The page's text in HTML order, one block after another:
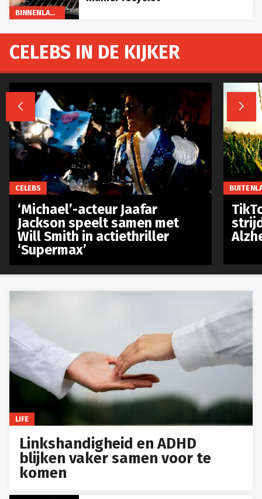
BINNENLAND
LIFE
Linkshandigheid en ADHD
blijken vaker samen voor te
komen
CELEBS IN DE KIJKER
 
CELEBS
‘Michael’-acteur Jaafar
Jackson speelt samen met
Will Smith in actiethriller
‘Supermax’